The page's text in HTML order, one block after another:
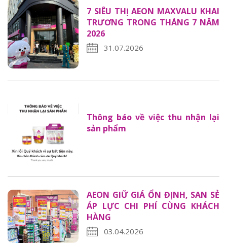
7 SIÊU THỊ AEON MAXVALU KHAI
TRƯƠNG TRONG THÁNG 7 NĂM
2026
31.07.2026
Thông báo về việc thu nhận lại
sản phẩm
AEON GIỮ GIÁ ỔN ĐỊNH, SAN SẺ
ÁP LỰC CHI PHÍ CÙNG KHÁCH
HÀNG
03.04.2026